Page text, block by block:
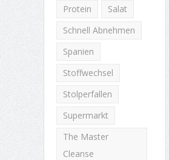
Protein
Salat
Schnell Abnehmen
Spanien
Stoffwechsel
Stolperfallen
Supermarkt
The Master
Cleanse